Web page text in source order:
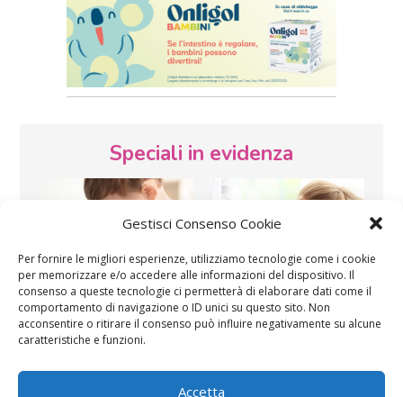
Gestisci Consenso Cookie
Per fornire le migliori esperienze, utilizziamo tecnologie come i cookie
per memorizzare e/o accedere alle informazioni del dispositivo. Il
consenso a queste tecnologie ci permetterà di elaborare dati come il
comportamento di navigazione o ID unici su questo sito. Non
acconsentire o ritirare il consenso può influire negativamente su alcune
caratteristiche e funzioni.
Accetta
Speciali in evidenza
Vaccini SOS Pediatra